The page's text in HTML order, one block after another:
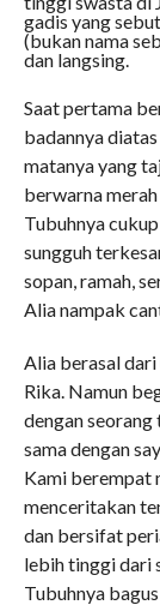
gadis yang
(bukan nama
dan langsing.
Saat pertama
badannya
matanya yang
berwarna
Tubuhnya
sungguh
sopan, ramah,
Alia nampak
Alia berasal dari
Rika. Namun
dengan seorang
sama dengan
Kami berempat
menceritakan
dan bersifat
lebih tinggi dari
Tubuhnya